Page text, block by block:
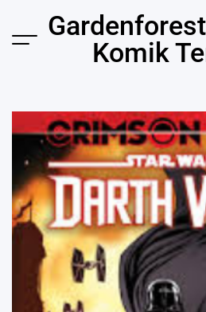
content
Komik